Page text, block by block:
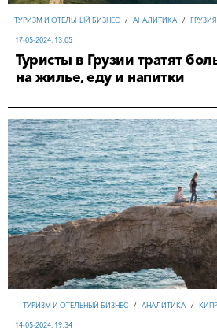
ТУРИЗМ И ОТЕЛЬНЫЙ БИЗНЕС / АНАЛИТИКА / ГРУЗИЯ
17-05-2024, 13:05
Туристы в Грузии тратят
на жилье, еду и напитки
ТУРИЗМ И ОТЕЛЬНЫЙ БИЗНЕС / АНАЛИТИКА / КИПР
14-05-2024, 19:34